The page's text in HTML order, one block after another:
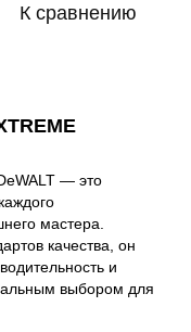
К сравнению
— это
мастера.
качества, он
и
выбором для